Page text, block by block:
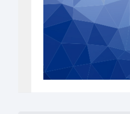
経営理念
マルチステークホルダー
サステナビリティブックレット